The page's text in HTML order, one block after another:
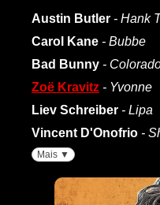
Austin Butler - Hank
Carol Kane - Bubbe
Bad Bunny -
Zoë Kravitz - Yvonne
Liev Schreiber - Lipa
Vincent D'Onofrio -
Mais ▼